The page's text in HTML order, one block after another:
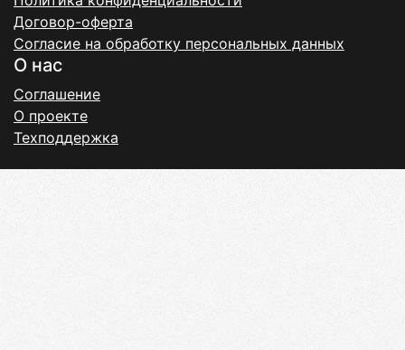
Договор-оферта
Согласие на обработку персональных данных
О нас
Соглашение
О проекте
Техподдержка